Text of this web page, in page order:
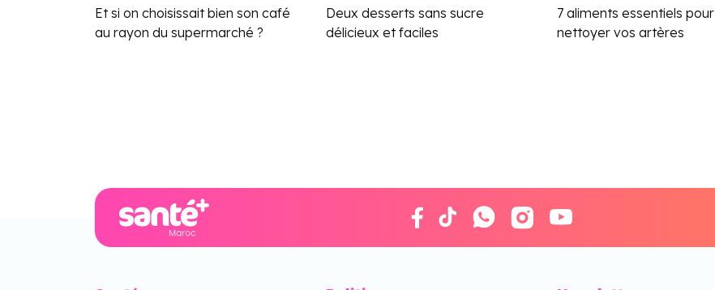
Et si on choisissait bien son café
au rayon du supermarché ?
Deux desserts sans sucre
délicieux et faciles
7 aliments essentiels pour
nettoyer vos artères